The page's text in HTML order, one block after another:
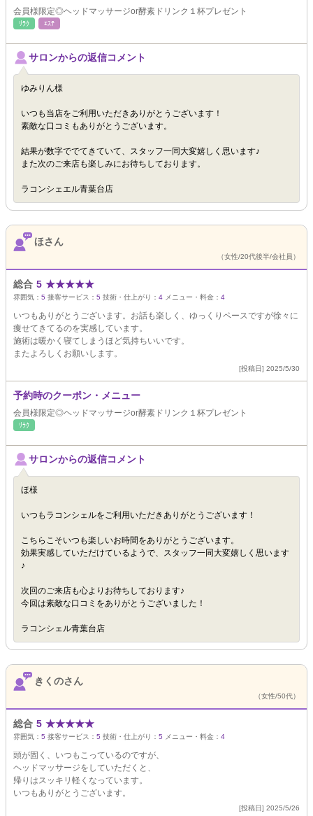
会員様限定◎ヘッドマッサージor酵素ドリンク１杯プレゼント
ﾘﾗｸ ｴｽﾃ
サロンからの返信コメント
ゆみりん様
いつも当店をご利用いただきありがとうございます！
素敵な口コミもありがとうございます。
結果が数字ででてきていて、スタッフ一同大変嬉しく思います♪
また次のご来店も楽しみにお待ちしております。
ラコンシェエル青葉台店
ほさん
（女性/20代後半/会社員）
総合 5 ★★★★★
雰囲気： 5 接客サービス： 5 技術・仕上がり： 4 メニュー・料金： 4
いつもありがとうございます。お話も楽しく、ゆっくりペースですが徐々に
痩せてきてるのを実感しています。
施術は暖かく寝てしまうほど気持ちいいです。
またよろしくお願いします。
[投稿日] 2025/5/30
予約時のクーポン・メニュー
会員様限定◎ヘッドマッサージor酵素ドリンク１杯プレゼント
ﾘﾗｸ
サロンからの返信コメント
ほ様
いつもラコンシェルをご利用いただきありがとうございます！
こちらこそいつも楽しいお時間をありがとうございます。
効果実感していただけているようで、スタッフ一同大変嬉しく思います
♪
次回のご来店も心よりお待ちしております♪
今回は素敵な口コミをありがとうございました！
ラコンシェル青葉台店
きくのさん
（女性/50代）
総合 5 ★★★★★
雰囲気： 5 接客サービス： 5 技術・仕上がり： 5 メニュー・料金： 4
頭が固く、いつもこっているのですが、
ヘッドマッサージをしていただくと、
帰りはスッキリ軽くなっています。
いつもありがとうございます。
[投稿日] 2025/5/26